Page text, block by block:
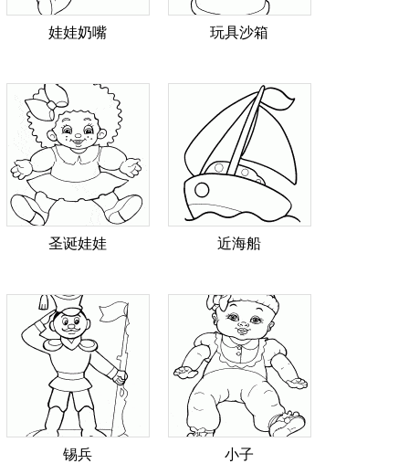
娃娃奶嘴 玩具沙箱
圣诞娃娃 近海船
锡兵 小子